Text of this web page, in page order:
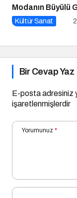
Modanın Büyülü
Cihan Nacar
Kültür Sanat
Bir Cevap Yaz
E-posta adresiniz
işaretlenmişlerdir
Yorumunuz *